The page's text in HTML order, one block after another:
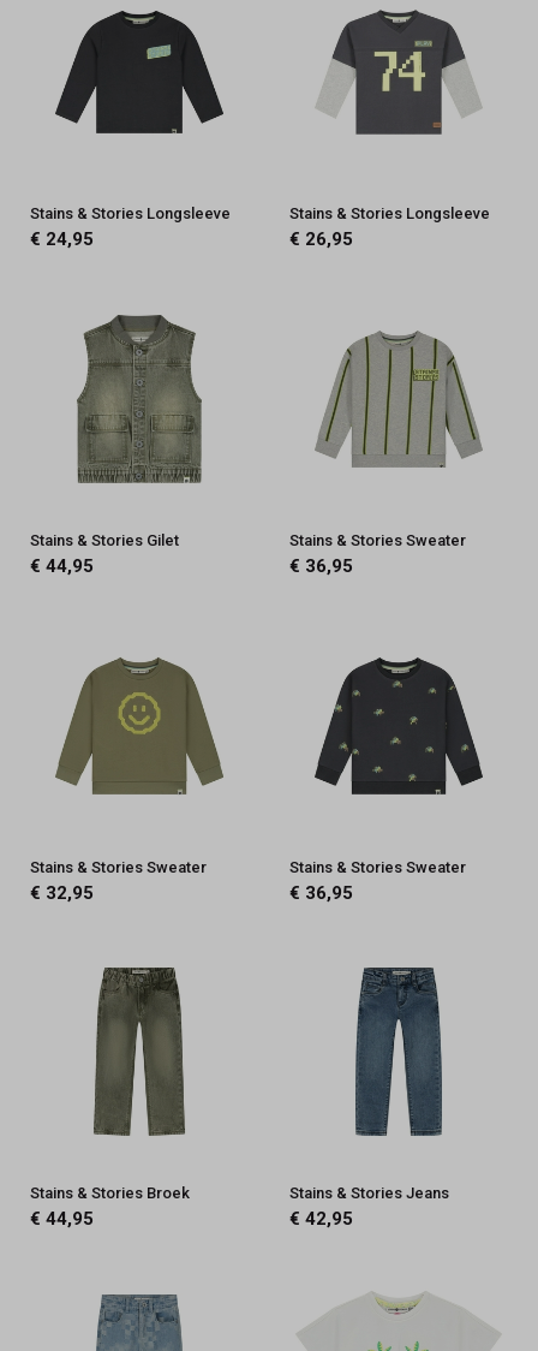
Stains & Stories Longsleeve
€ 24,95
Stains & Stories Longsleeve
€ 26,95
Stains & Stories Gilet
€ 44,95
Stains & Stories Sweater
€ 36,95
Stains & Stories Sweater
€ 32,95
Stains & Stories Sweater
€ 36,95
Stains & Stories Broek
€ 44,95
Stains & Stories Jeans
€ 42,95